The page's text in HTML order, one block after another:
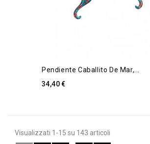
Pendiente Caballito De Mar,...
34,40 €
Visualizzati 1-15 su 143 articoli